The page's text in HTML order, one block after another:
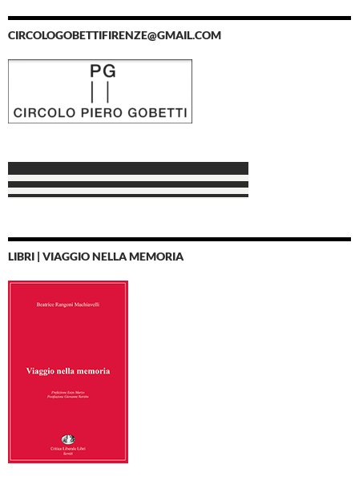
CIRCOLOGOBETTIFIRENZE@GMAIL.COM
LIBRI | VIAGGIO NELLA MEMORIA